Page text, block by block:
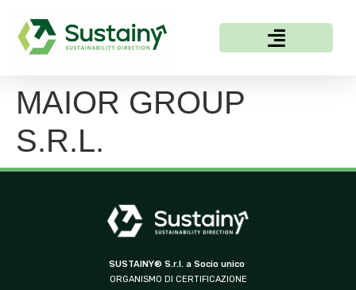
MAIOR GROUP
S.R.L.
SUSTAINY® S.r.l. a Socio unico
ORGANISMO DI CERTIFICAZIONE